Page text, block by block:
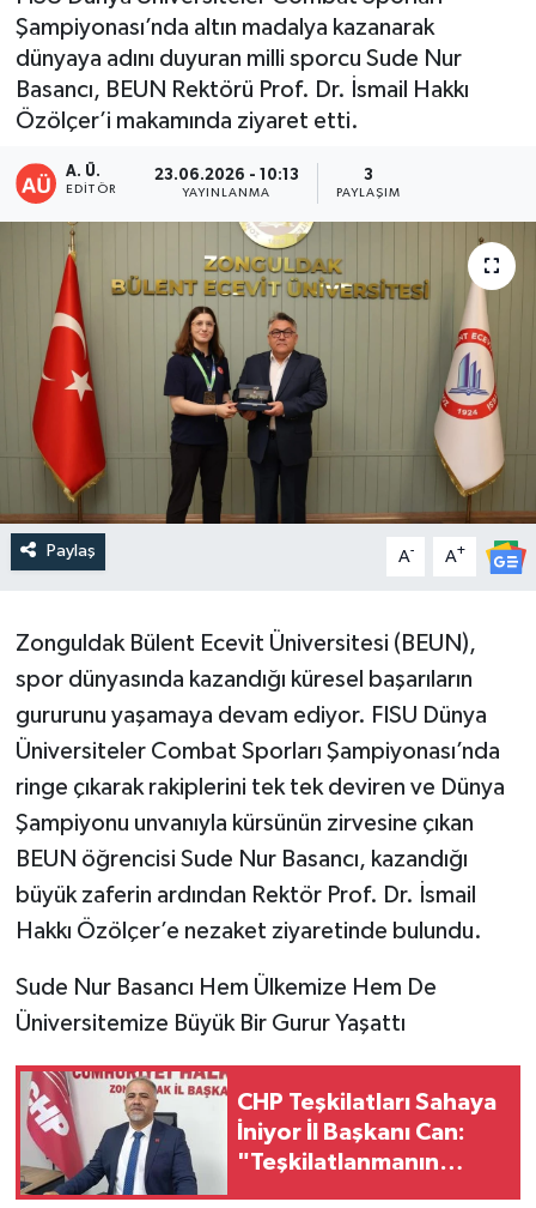
Şampiyonası’nda altın madalya kazanarak
dünyaya adını duyuran milli sporcu Sude Nur
Basancı, BEUN Rektörü Prof. Dr. İsmail Hakkı
Özölçer’i makamında ziyaret etti.
A. Ü.
EDITÖR
23.06.2026 - 10:13
YAYINLANMA
3
PAYLAŞIM
Paylaş A- A+
​Zonguldak Bülent Ecevit Üniversitesi (BEUN),
spor dünyasında kazandığı küresel başarıların
gururunu yaşamaya devam ediyor. FISU Dünya
Üniversiteler Combat Sporları Şampiyonası’nda
ringe çıkarak rakiplerini tek tek deviren ve Dünya
Şampiyonu unvanıyla kürsünün zirvesine çıkan
BEUN öğrencisi Sude Nur Basancı, kazandığı
büyük zaferin ardından Rektör Prof. Dr. İsmail
Hakkı Özölçer’e nezaket ziyaretinde bulundu.
​Sude Nur Basancı Hem Ülkemize Hem De
Üniversitemize Büyük Bir Gurur Yaşattı
CHP Teşkilatları Sahaya
İniyor İl Başkanı Can:
"Teşkilatlanmanın
DEVREK
DÜZCE
EREĞLİ
GÖKÇEBEY
KARABÜK
KASTAMONU